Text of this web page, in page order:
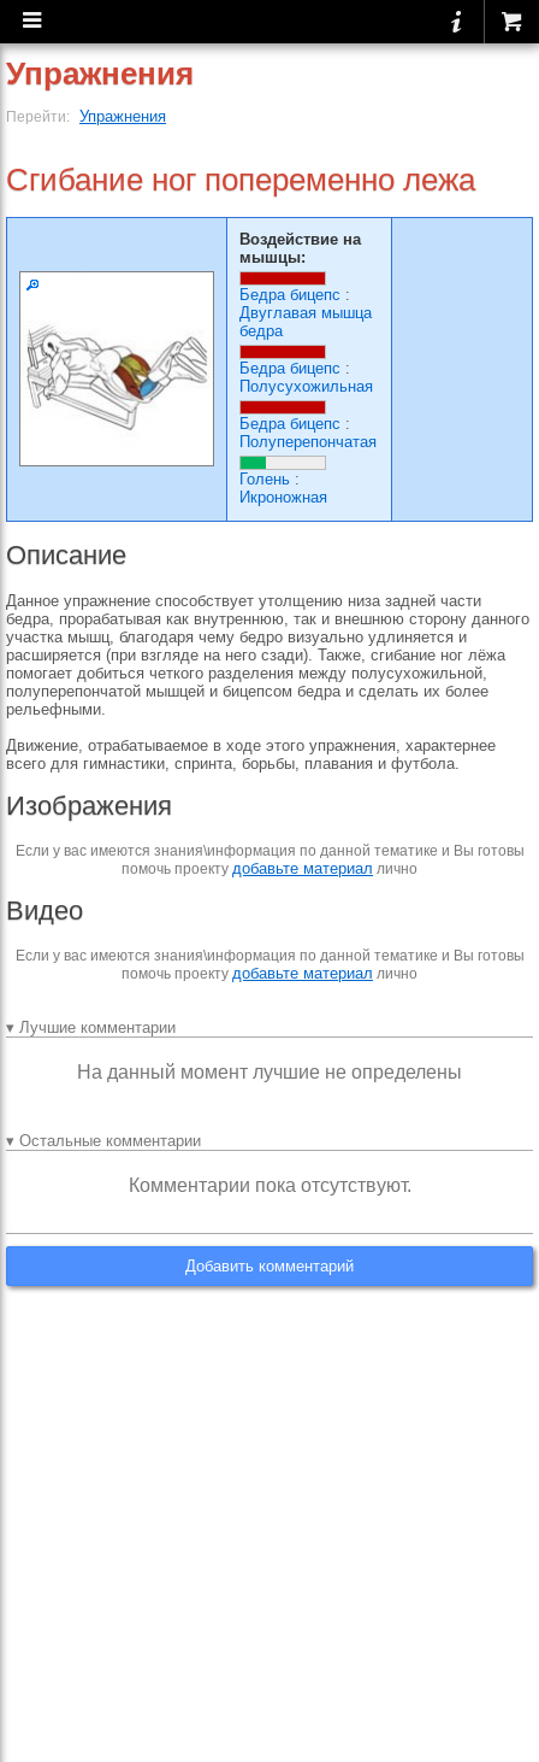
Упражнения
Перейти: Упражнения
Сгибание ног попеременно лежа
Воздействие на
мышцы:
Бедра бицепс :
Двуглавая мышца
бедра
Бедра бицепс :
Полусухожильная
Бедра бицепс :
Полуперепончатая
Голень :
Икроножная
Описание
Данное упражнение способствует утолщению низа задней части
бедра, прорабатывая как внутреннюю, так и внешнюю сторону данного
участка мышц, благодаря чему бедро визуально удлиняется и
расширяется (при взгляде на него сзади). Также, сгибание ног лёжа
помогает добиться четкого разделения между полусухожильной,
полуперепончатой мышцей и бицепсом бедра и сделать их более
рельефными.
Движение, отрабатываемое в ходе этого упражнения, характернее
всего для гимнастики, спринта, борьбы, плавания и футбола.
Изображения
Если у вас имеются знания\информация по данной тематике и Вы готовы
помочь проекту добавьте материал лично
Видео
Если у вас имеются знания\информация по данной тематике и Вы готовы
помочь проекту добавьте материал лично
▾ Лучшие комментарии
На данный момент лучшие не определены
▾ Остальные комментарии
Комментарии пока отсутствуют.
Добавить комментарий